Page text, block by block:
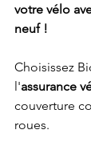
votre vélo
neuf !
Choisissez
l'assurance
couverture
roues.